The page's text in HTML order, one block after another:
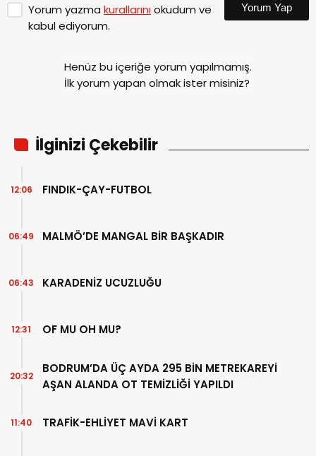
Yorum yazma kurallarınıokudum ve
kabul ediyorum.
Yorum Yap
Henüz bu içeriğe yorum yapılmamış.
İlk yorum yapan olmak ister misiniz?
İlginizi Çekebilir
FINDIK-ÇAY-FUTBOL
12:06
MALMÖ’DE MANGAL BİR BAŞKADIR
06:49
KARADENİZ UCUZLUĞU
06:43
OF MU OH MU?
12:31
BODRUM’DA ÜÇ AYDA 295 BİN METREKAREYİ
AŞAN ALANDA OT TEMİZLİĞİ YAPILDI
20:32
TRAFİK-EHLİYET MAVİ KART
11:40